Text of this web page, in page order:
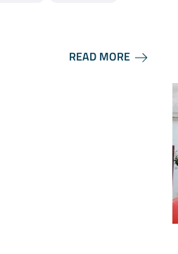
READ MORE